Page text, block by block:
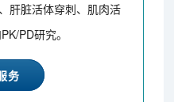
肝脏活体穿刺、肌肉活
PD研究。
务